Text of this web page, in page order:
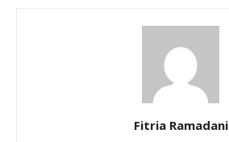
Fitria Ramadani